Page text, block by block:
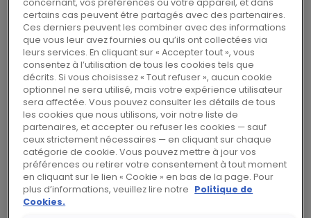
l’Ohio.
Cette acquisition renforce la position de Rexel
dans le domaine des automatismes
industriels aux États-Unis, qui a représenté
environ 15% de ses ventes dans ce pays en
2015. Elle complète son offre de MRO industriel
tout en ouvrant de nouvelles opportunités de
croissance rentable à travers l’élargissement
à de nouveaux produits et à des catégories
de produits complémentaires ainsi qu’à de
concernant, vos préférences ou votre appareil, et dans
certains cas peuvent être partagés avec des partenaires.
Ces derniers peuvent les combiner avec des informations
que vous leur avez fournies ou qu’ils ont collectées via
leurs services. En cliquant sur « Accepter tout », vous
consentez à l’utilisation de tous les cookies tels que
décrits. Si vous choisissez « Tout refuser », aucun cookie
optionnel ne sera utilisé, mais votre expérience utilisateur
sera affectée. Vous pouvez consulter les détails de tous
les cookies que nous utilisons, voir notre liste de
partenaires, et accepter ou refuser les cookies — sauf
ceux strictement nécessaires — en cliquant sur chaque
catégorie de cookie. Vous pouvez mettre à jour vos
préférences ou retirer votre consentement à tout moment
en cliquant sur le lien « Cookie » en bas de la page. Pour
plus d’informations, veuillez lire notre Politique de
Cookies.